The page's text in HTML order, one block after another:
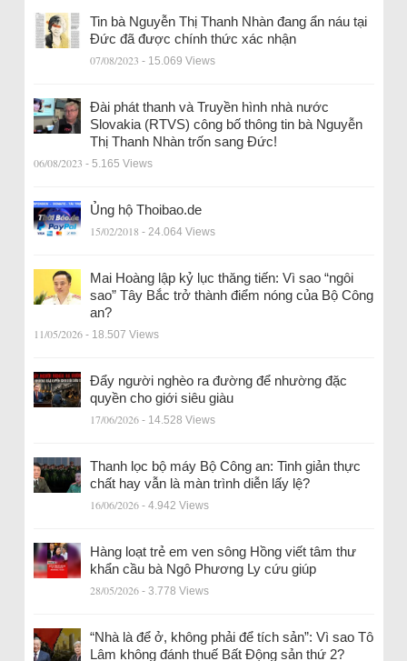
Tin bà Nguyễn Thị Thanh Nhàn đang ẩn náu tại
Đức đã được chính thức xác nhận
07/08/2023 - 15.069 Views
Đài phát thanh và Truyền hình nhà nước
Slovakia (RTVS) công bố thông tin bà Nguyễn
Thị Thanh Nhàn trốn sang Đức!
06/08/2023 - 5.165 Views
Ủng hộ Thoibao.de
15/02/2018 - 24.064 Views
Mai Hoàng lập kỷ lục thăng tiến: Vì sao “ngôi
sao” Tây Bắc trở thành điểm nóng của Bộ Công
an?
11/05/2026 - 18.507 Views
Đẩy người nghèo ra đường để nhường đặc
quyền cho giới siêu giàu
17/06/2026 - 14.528 Views
Thanh lọc bộ máy Bộ Công an: Tinh giản thực
chất hay vẫn là màn trình diễn lấy lệ?
16/06/2026 - 4.942 Views
Hàng loạt trẻ em ven sông Hồng viết tâm thư
khẩn cầu bà Ngô Phương Ly cứu giúp
28/05/2026 - 3.778 Views
“Nhà là để ở, không phải để tích sản”: Vì sao Tô
Lâm không đánh thuế Bất Động sản thứ 2?